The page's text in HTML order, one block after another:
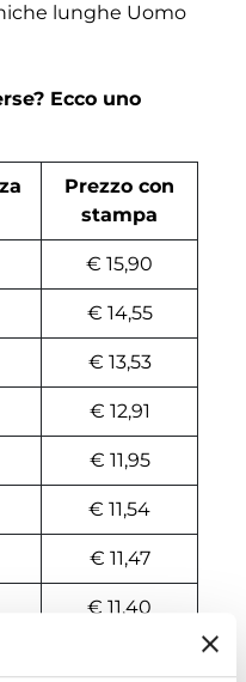
lunghe Uomo
Ecco uno
Prezzo con
stampa
€ 15,90
€ 14,55
€ 13,53
€ 12,91
€ 11,95
€ 11,54
€ 11,47
€ 11,40